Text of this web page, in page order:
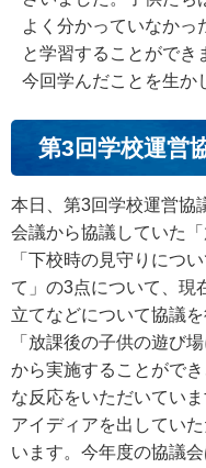
よく分かっていなかっ
と学習することができ
今回学んだことを生か
第3回学校運営
本日、第3回学校運営協
会議から協議していた
「下校時の見守りにつ
て」の3点について、現
立てなどについて協議を
「放課後の子供の遊び
から実施することがで
な反応をいただいてい
アイディアを出してい
います。今年度の協議